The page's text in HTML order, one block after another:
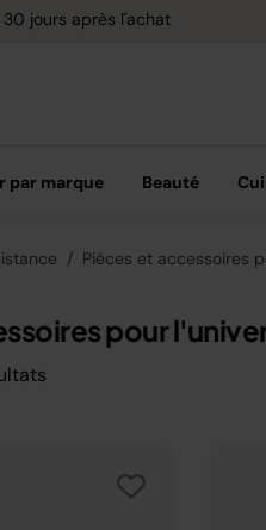
jours après l'achat
par marque Beauté
Pièces et accessoires
pour